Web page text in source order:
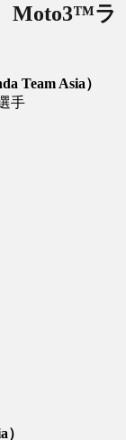
Moto3™ラ
Team Asia）
手